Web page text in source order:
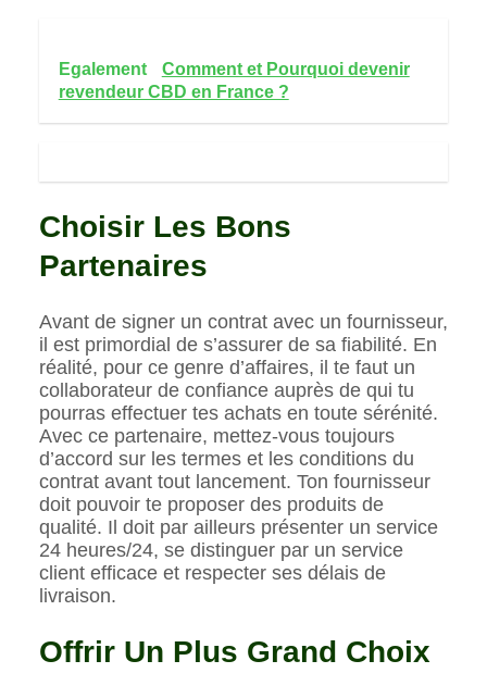
Egalement
Comment et Pourquoi devenir
revendeur CBD en France ?
Choisir Les Bons
Partenaires
Avant de signer un contrat avec un fournisseur,
il est primordial de s’assurer de sa fiabilité. En
réalité, pour ce genre d’affaires, il te faut un
collaborateur de confiance auprès de qui tu
pourras effectuer tes achats en toute sérénité.
Avec ce partenaire, mettez-vous toujours
d’accord sur les termes et les conditions du
contrat avant tout lancement. Ton fournisseur
doit pouvoir te proposer des produits de
qualité. Il doit par ailleurs présenter un service
24 heures/24, se distinguer par un service
client efficace et respecter ses délais de
livraison.
Offrir Un Plus Grand Choix